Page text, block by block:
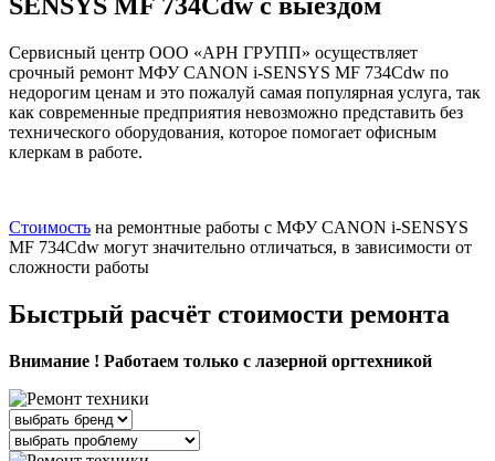
Сервисный центр ООО «АРН ГРУПП» осуществляет
срочный ремонт МФУ CANON i-SENSYS MF 734Cdw по
недорогим ценам и это пожалуй самая популярная услуга, так
как современные предприятия невозможно представить без
технического оборудования, которое помогает офисным
клеркам в работе.
Стоимость на ремонтные работы с МФУ CANON i-SENSYS
MF 734Cdw могут значительно отличаться, в зависимости от
сложности работы
Быстрый расчёт стоимости ремонта
Внимание ! Работаем только с лазерной оргтехникой